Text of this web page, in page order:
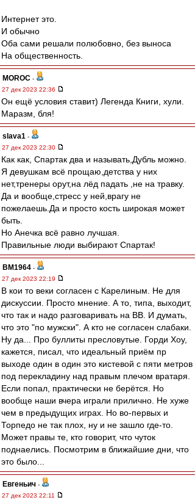
Интернет это.
И обычно
Оба сами решали полюбовно, без выноса
На общественность.
MOROC -
27 дек 2023 22:36
Он ещё условия ставит) Легенда Книги, хули.
Маразм, бля!
slava1 -
27 дек 2023 22:30
Как как, Спартак два и называть,Дубль можно.
Я девушкам всё прощаю,детства у них
нет,тренеры орут,на лёд падать ,не на травку.
Да и вообще,стресс у ней,врагу не
пожелаешь.Да и просто кость широкая может
быть.
Но Анечка всё равно лучшая.
Правильные люди выбирают Спартак!
BM1964 -
27 дек 2023 22:19
В кои то веки согласен с Карелиным. Не для
дискуссии. Просто мнение. А то, типа, выходит,
что так и надо разговаривать на ВВ. И думать,
что это "по мужски". А кто не согласен слабаки.
Ну да... Про буллиты пресловутые. Горди Хоу,
кажется, писал, что идеальный приём пр
выходе один в один это кистевой с пяти метров
под перекладину над правым плечом вратаря.
Если попал, практически не берётся. Но
вообще наши вчера играли прилично. Не хуже
чем в предыдущих играх. Но во-первых и
Торпедо не так плох, ну и не зашло где-то.
Может правы те, кто говорит, что чуток
поднаелись. Посмотрим в ближайшие дни, что
это было...
Евгеньич -
27 дек 2023 22:11